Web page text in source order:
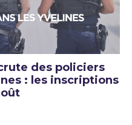
des policiers
: les inscriptions